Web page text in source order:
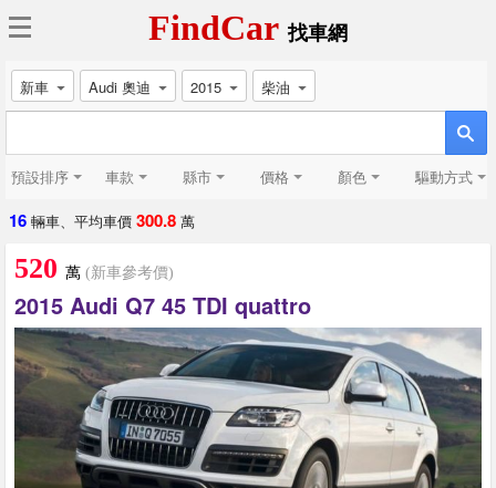
FindCar找車網
新車 Audi 奧迪 2015 柴油
預設排序 車款 縣市 價格 顏色 驅動方式
16 輛車、平均車價 300.8 萬
520 萬 (新車參考價)
2015 Audi Q7 45 TDI quattro